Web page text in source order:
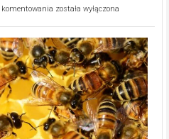
Ekologiczne
Wręczyca
Wielka
z
dofinansowaniem
ponad
15,6
mln
na
modernizację
została wyłączona